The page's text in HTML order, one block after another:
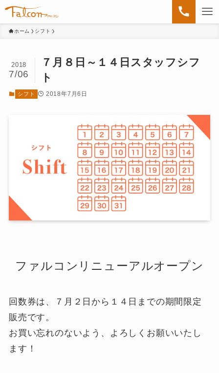
ホーム シフト
７月８日～１４日スタッフシフ
ト
2018
7/06
シフト 2018年7月6日
ファルコンリニューアルオープン
回数券は、７月２日から１４日までの期間限定
販売です。
お買い忘れのないよう、よろしくお願いいたし
ます！